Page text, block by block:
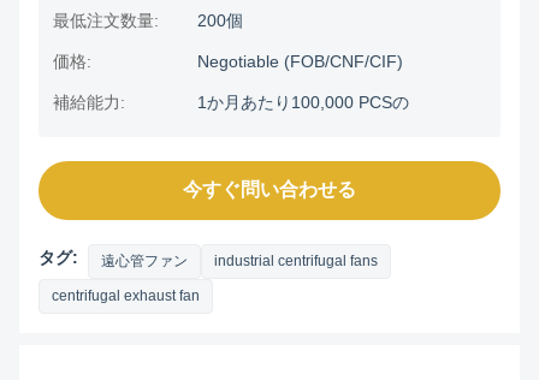
最低注文数量: 200個
価格: Negotiable (FOB/CNF/CIF)
補給能力: 1か月あたり100,000 PCSの
今すぐ問い合わせる
タグ: 遠心管ファン industrial centrifugal fans
centrifugal exhaust fan